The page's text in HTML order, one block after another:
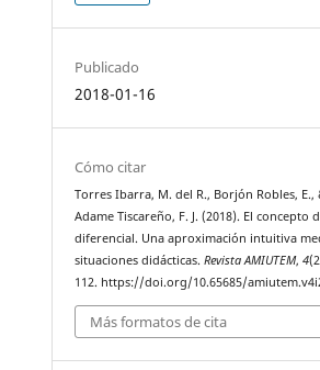
Publicado
2018-01-16
Cómo citar
Torres Ibarra, M. del R., Borjón Robles, E.,
Adame Tiscareño, F. J. (2018). El concepto
diferencial. Una aproximación intuitiva
situaciones didácticas.Revista AMIUTEM,4
112. https://doi.org/10.65685/
Más formatos de cita